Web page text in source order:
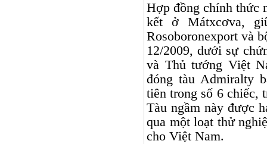
Hợp đồng chính thức
kết ở Mátxcơva,
Rosoboronexport và
12/2009, dưới sự
và Thủ tướng Việt
đóng tàu Admiralty
tiên trong số 6 chiếc,
Tàu ngầm này được
qua một loạt thử
cho Việt Nam.